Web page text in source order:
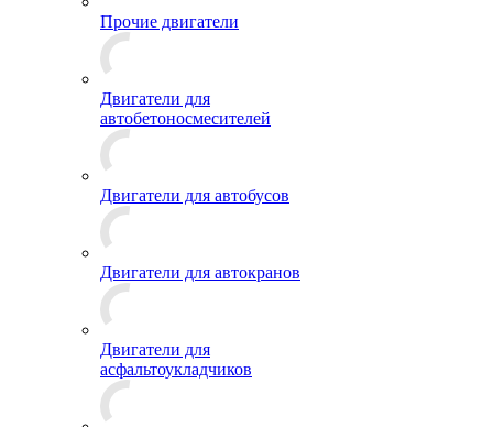
Прочие двигатели
Двигатели для
автобетоносмесителей
Двигатели для автобусов
Двигатели для автокранов
Двигатели для
асфальтоукладчиков